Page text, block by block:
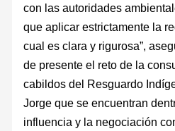
con las autoridades
que aplicar estrictamente la
cual es clara y rigurosa”,
de presente el reto de la
cabildos del Resguardo
Jorge que se encuentran
influencia y la negociación